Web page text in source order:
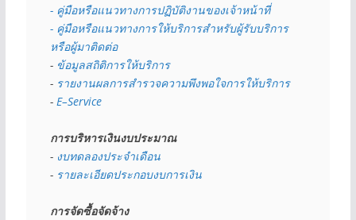
- คู่มือหรือแนวทางการปฏิบัติงานของเจ้าหน้าที่
- คู่มือหรือแนวทางการให้บริการสำหรับผู้รับบริการ
หรือผู้มาติดต่อ
- ข้อมูลสถิติการให้บริการ
- รายงานผลการสำรวจความพึงพอใจการให้บริการ
- E–Service
การบริหารเงินงบประมาณ
- งบทดลองประจำเดือน
- รายละเอียดประกอบงบการเงิน
การจัดซื้อจัดจ้าง